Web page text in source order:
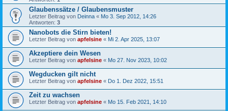
Glaubenssätze / Glaubensmuster
Letzter Beitrag von Deinna « Mo 3. Sep 2012, 14:26
Antworten: 3
Nanobots die Stirn bieten!
Letzter Beitrag von apfelsine « Mi 2. Apr 2025, 13:07
Akzeptiere dein Wesen
Letzter Beitrag von apfelsine « Mo 27. Nov 2023, 10:02
Wegducken gilt nicht
Letzter Beitrag von apfelsine « Do 1. Dez 2022, 15:51
Zeit zu wachsen
Letzter Beitrag von apfelsine « Mo 15. Feb 2021, 14:10